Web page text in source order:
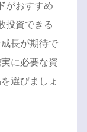
がおすすめ
投資できる
長が期待で
に必要な資
選びましょ